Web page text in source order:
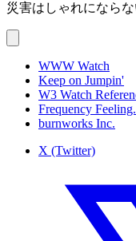
災害はしゃれにならな
WWW Watch
Keep on Jumpin'
W3 Watch
Frequency
burnworks Inc.
X (Twitter)